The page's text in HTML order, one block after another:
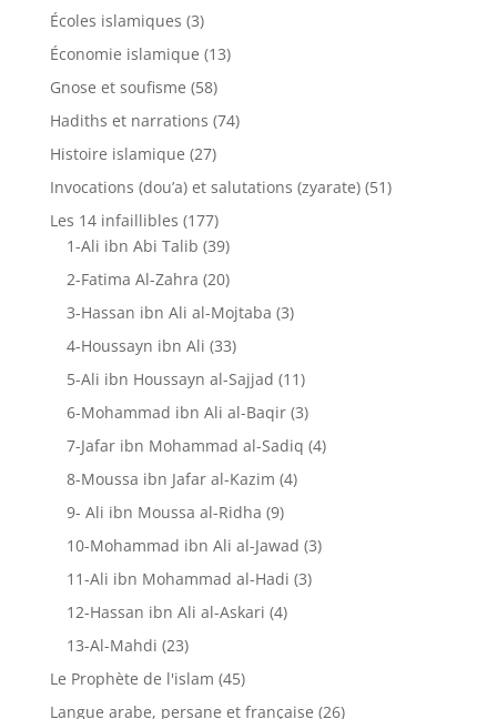
Écoles islamiques (3)
Économie islamique (13)
Gnose et soufisme (58)
Hadiths et narrations (74)
Histoire islamique (27)
Invocations (dou’a) et salutations (zyarate) (51)
Les 14 infaillibles (177)
1-Ali ibn Abi Talib (39)
2-Fatima Al-Zahra (20)
3-Hassan ibn Ali al-Mojtaba (3)
4-Houssayn ibn Ali (33)
5-Ali ibn Houssayn al-Sajjad (11)
6-Mohammad ibn Ali al-Baqir (3)
7-Jafar ibn Mohammad al-Sadiq (4)
8-Moussa ibn Jafar al-Kazim (4)
9- Ali ibn Moussa al-Ridha (9)
10-Mohammad ibn Ali al-Jawad (3)
11-Ali ibn Mohammad al-Hadi (3)
12-Hassan ibn Ali al-Askari (4)
13-Al-Mahdi (23)
Le Prophète de l'islam (45)
Langue arabe, persane et française (26)